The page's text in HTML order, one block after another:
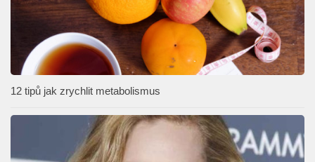
12 tipů jak zrychlit metabolismus